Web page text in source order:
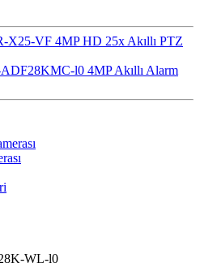
X25-VF 4MP HD 25x Akıllı PTZ
l0 4MP Akıllı Alarm
WL-l0